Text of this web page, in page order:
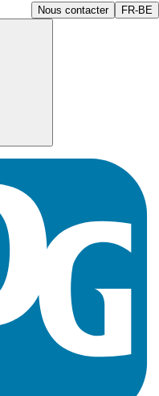
Nous contacter FR-BE